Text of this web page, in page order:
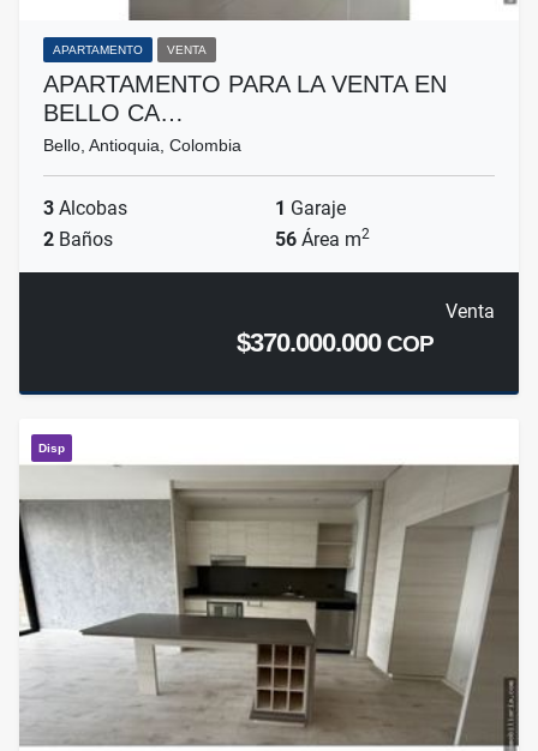
APARTAMENTO VENTA
APARTAMENTO PARA LA VENTA EN
BELLO CA…
Bello, Antioquia, Colombia
3 Alcobas 1 Garaje
2 Baños 56 Área m2
Venta
$370.000.000COP
Disp